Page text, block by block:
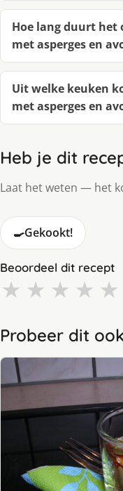
Hoe lang duurt het
met asperges en
Uit welke keuken
met asperges en
Heb je dit
Laat het weten — het
🍳Gekookt!
Beoordeel dit recept
★ ★ ★ ★ ★
Probeer dit